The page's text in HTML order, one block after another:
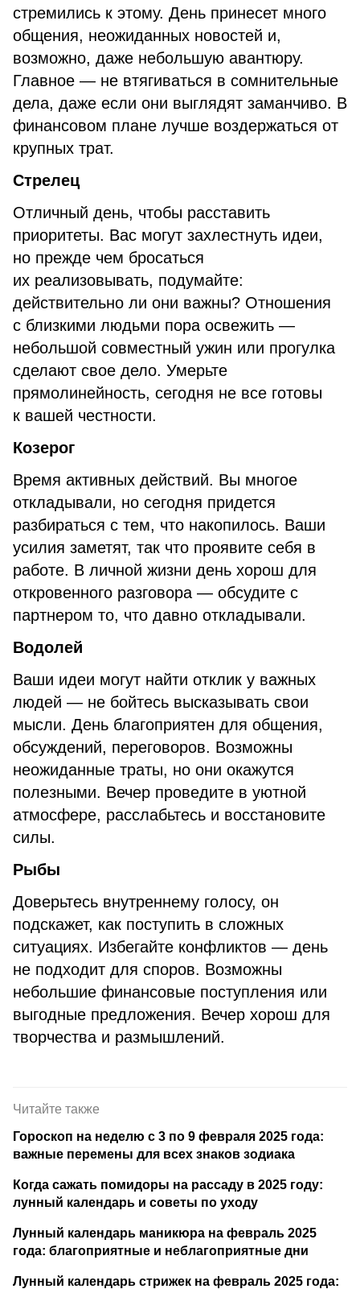
стремились к этому. День принесет много
общения, неожиданных новостей и,
возможно, даже небольшую авантюру.
Главное — не втягиваться в сомнительные
дела, даже если они выглядят заманчиво. В
финансовом плане лучше воздержаться от
крупных трат.
Стрелец
Отличный день, чтобы расставить
приоритеты. Вас могут захлестнуть идеи,
но прежде чем бросаться
их реализовывать, подумайте:
действительно ли они важны? Отношения
с близкими людьми пора освежить —
небольшой совместный ужин или прогулка
сделают свое дело. Умерьте
прямолинейность, сегодня не все готовы
к вашей честности.
Козерог
Время активных действий. Вы многое
откладывали, но сегодня придется
разбираться с тем, что накопилось. Ваши
усилия заметят, так что проявите себя в
работе. В личной жизни день хорош для
откровенного разговора — обсудите с
партнером то, что давно откладывали.
Водолей
Ваши идеи могут найти отклик у важных
людей — не бойтесь высказывать свои
мысли. День благоприятен для общения,
обсуждений, переговоров. Возможны
неожиданные траты, но они окажутся
полезными. Вечер проведите в уютной
атмосфере, расслабьтесь и восстановите
силы.
Рыбы
Доверьтесь внутреннему голосу, он
подскажет, как поступить в сложных
ситуациях. Избегайте конфликтов — день
не подходит для споров. Возможны
небольшие финансовые поступления или
выгодные предложения. Вечер хорош для
творчества и размышлений.
Читайте также
Гороскоп на неделю с 3 по 9 февраля 2025 года:
важные перемены для всех знаков зодиака
Когда сажать помидоры на рассаду в 2025 году:
лунный календарь и советы по уходу
Лунный календарь маникюра на февраль 2025
года: благоприятные и неблагоприятные дни
Лунный календарь стрижек на февраль 2025 года: